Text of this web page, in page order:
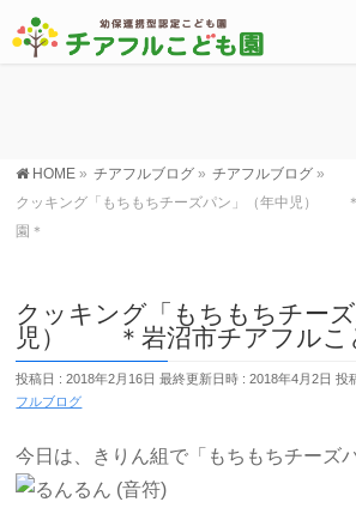
HOME » チアフルブログ » チアフルブログ »
クッキング「もちもちチーズパン」（年中児）
園＊
クッキング「もちもちチー
児） ＊岩沼市チアフルこ
投稿日 : 2018年2月16日 最終更新日時 : 2018年4月2日 投
フルブログ
今日は、きりん組で「もちもちチーズ